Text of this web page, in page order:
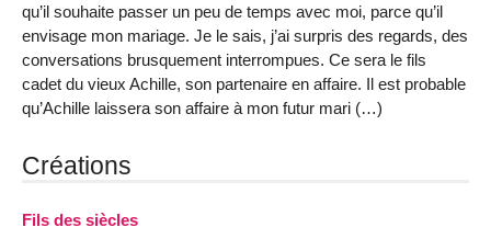
qu’il souhaite passer un peu de temps avec moi, parce qu’il
envisage mon mariage. Je le sais, j’ai surpris des regards, des
conversations brusquement interrompues. Ce sera le fils
cadet du vieux Achille, son partenaire en affaire. Il est probable
qu’Achille laissera son affaire à mon futur mari (…)
Créations
Fils des siècles